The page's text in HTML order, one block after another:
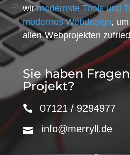
wirmodernste Tools und
modernes Webdesign,
allen Webprojekten
Sie haben
Projekt?
07121 / 9294977
info@merryll.de